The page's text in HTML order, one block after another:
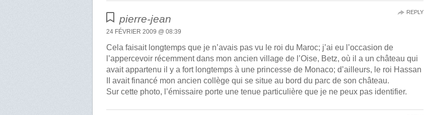
pierre-jean
24 FÉVRIER 2009 @ 08:39
Cela faisait longtemps que je n’avais pas vu le roi du Maroc; j’ai eu l’occasion de
l’appercevoir récemment dans mon ancien village de l’Oise, Betz, où il a un château qui
avait appartenu il y a fort longtemps à une princesse de Monaco; d’ailleurs, le roi Hassan
II avait financé mon ancien collège qui se situe au bord du parc de son château.
Sur cette photo, l’émissaire porte une tenue particulière que je ne peux pas identifier.
REPLY